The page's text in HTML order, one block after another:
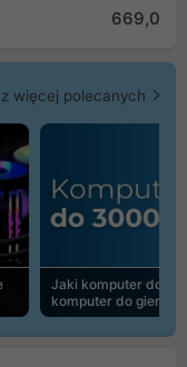
669,00
więcej polecanych
Jaki komputer do
komputer do gier |